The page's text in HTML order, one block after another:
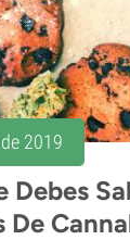
2019
Debes
De